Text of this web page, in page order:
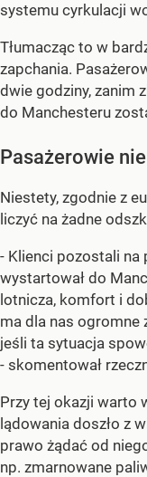
systemu cyrkulacji
Tłumacząc to w
zapchania.
dwie godziny, zanim
do Manchesteru
Pasażerowie
Niestety, zgodnie z
liczyć na żadne
- Klienci pozostali na
wystartował do
lotnicza, komfort i
ma dla nas ogromne
jeśli ta sytuacja
- skomentował
Przy tej okazji warto
lądowania doszło z
prawo żądać od
np. zmarnowane